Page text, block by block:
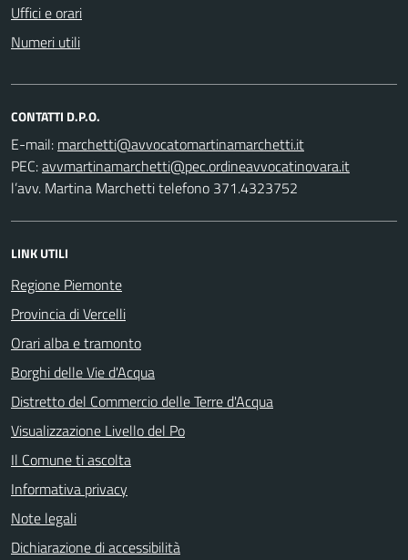
Uffici e orari
Numeri utili
CONTATTI D.P.O.
E-mail:
PEC:
l’avv. Martina Marchetti telefono 371.4323752
LINK UTILI
Regione Piemonte
Provincia di Vercelli
Orari alba e tramonto
Borghi delle Vie d'Acqua
Distretto del Commercio delle Terre d'Acqua
Visualizzazione Livello del Po
Il Comune ti ascolta
Informativa privacy
Note legali
Dichiarazione di accessibilità